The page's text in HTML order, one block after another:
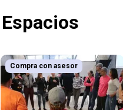
Espacios
Compra con asesor